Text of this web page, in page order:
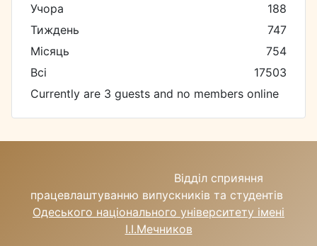
Учора
188
Тиждень
747
Місяць
754
Всі
17503
Currently are 3 guests and no members online
Відділ сприяння
працевлаштуванню випускників та студентів
Одеського національного університету імені
І.І.Мечников